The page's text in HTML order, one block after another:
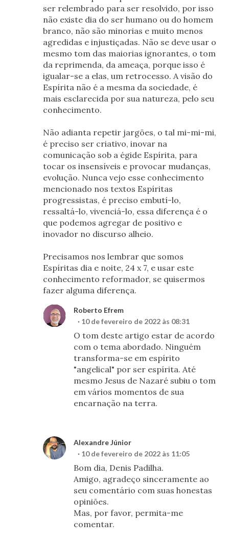
ser relembrado para ser resolvido, por isso
não existe dia do ser humano ou do homem
branco, não são minorias e muito menos
agredidas e injustiçadas. Não se deve usar o
mesmo tom das maiorias ignorantes, o tom
da reprimenda, da ameaça, porque isso é
igualar-se a elas, um retrocesso. A visão do
Espírita não é a mesma da sociedade, é
mais esclarecida por sua natureza, pelo seu
conhecimento.
Não adianta repetir jargões, o tal mi-mi-mi,
é preciso ser criativo, inovar na
comunicação sob a égide Espírita, para
tocar os insensíveis e provocar mudanças,
evolução. Nunca vejo esse conhecimento
mencionado nos textos Espíritas
progressistas, é preciso embutí-lo,
ressaltá-lo, vivenciá-lo, essa diferença é o
que podemos agregar de positivo e
inovador no discurso alheio.
Precisamos nos lembrar que somos
Espíritas dia e noite, 24 x 7, e usar este
conhecimento reformador, se quisermos
fazer alguma diferença.
Roberto Efrem
10 de fevereiro de 2022 às 08:31
O tom deste artigo estar de acordo
com o tema abordado. Ninguém
transforma-se em espírito
"angelical" por ser espírita. Até
mesmo Jesus de Nazaré subiu o tom
em vários momentos de sua
encarnação na terra.
Alexandre Júnior
10 de fevereiro de 2022 às 11:05
Bom dia, Denis Padilha.
Amigo, agradeço sinceramente ao
seu comentário com suas honestas
opiniões.
Mas, por favor, permita-me
comentar.